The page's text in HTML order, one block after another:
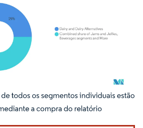
O reuso requer atribuição conforme CC BY 4.0.